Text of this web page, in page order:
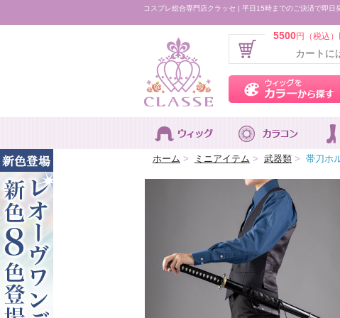
コスプレ総合専門店クラッセ | 平日15時までのご決済で即日
5500円（税込
カートに
ホーム > ミニアイテム > 武器類 > 帯刀ホ